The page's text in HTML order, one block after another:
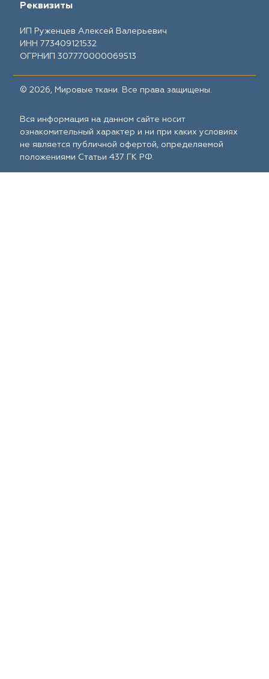
Реквизиты
ИП Руженцев Алексей Валерьевич
ИНН 773409121532
ОГРНИП 307770000069513
© 2026, Мировые ткани. Все права защищены.
Вся информация на данном сайте носит
ознакомительный характер и ни при каких условиях
не является публичной офертой, определяемой
положениями Статьи 437 ГК РФ.